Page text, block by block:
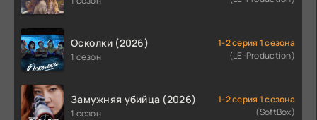
Осколки (2026)
1 сезон
1-2 серия 1 сезона
(LE-Production)
Замужняя убийца (2026)
1 сезон
1-2 серия 1 сезона
(SoftBox)